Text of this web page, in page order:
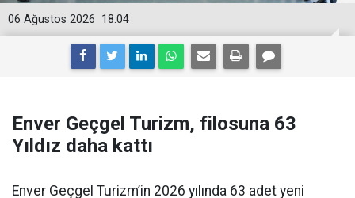
18:04
06 Ağustos 2026
Enver Geçgel Turizm, filosuna 63
Yıldız daha kattı
Enver Geçgel Turizm’in 2026 yılında 63 adet yeni